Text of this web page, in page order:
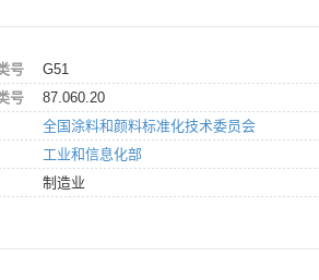
号
G51
号
87.060.20
全国涂料和颜料标准化技术委员会
工业和信息化部
制造业